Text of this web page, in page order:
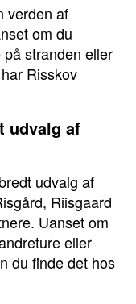
verden af
om du
stranden eller
Risskov
udvalg af
udvalg af
Riisgaard
Uanset om
eller
du finde det hos